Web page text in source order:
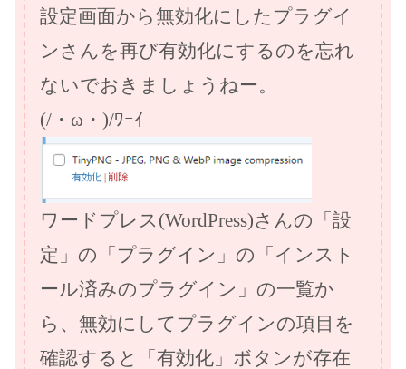
設定画面から無効化にしたプラグイ
ンさんを再び有効化にするのを忘れ
ないでおきましょうねー。
(/・ω・)/ﾜｰｲ
ワードプレス(WordPress)さんの「設
定」の「プラグイン」の「インスト
ール済みのプラグイン」の一覧か
ら、無効にしてプラグインの項目を
確認すると「有効化」ボタンが存在